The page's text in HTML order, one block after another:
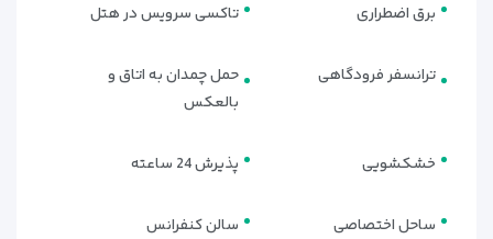
برق اضطراری تاکسی سرویس در هتل
ترانسفر فرودگاهی
حمل چمدان به اتاق و
بالعکس
خشکشویی پذیرش 24 ساعته
ساحل اختصاصی سالن کنفرانس